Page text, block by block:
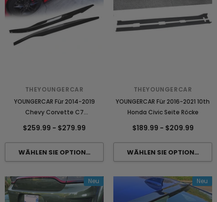
THEYOUNGERCAR
YOUNGERCAR Für 2014-2019
Chevy Corvette C7
$259.99 - $279.99
THEYOUNGERCAR
YOUNGERCAR Für 2016-2021 10th
Honda Civic Seite Röcke
$189.99 - $209.99
Neu Neu